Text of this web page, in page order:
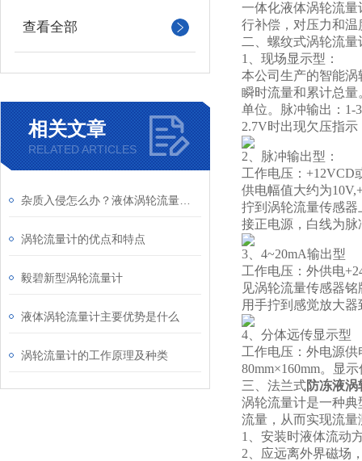
查看全部
相关文章
RELATED ARTICLES
涡轮流量计的优点和特点
毅碧新型涡轮流量计
液体涡轮流量计主要优势是什么
涡轮流量计的工作原理及种类
一体化液体涡轮流
行补偿，对压力和
二、螺纹式涡轮流
1
、现场显示型：
本公司生产的智能
瞬时流量和累计总
单位。脉冲输出：1-
2.7V时出现欠压指
2 、脉冲输出型：
工作电压：+12VCD
供电幅值大约为
拧到涡轮流量传感
接正电源，白线为
3 、4~20mA输出型
工作电压：外供电
见涡轮流量传感器
用手拧到感觉放大
4 、分体远传显示型
工作电压：外电源供
80mm×160mm。显
三、法兰式防冻液
涡轮流量计是一种
流量，从而实现流
1
、安装时液体流动
2 、应远离外界磁场